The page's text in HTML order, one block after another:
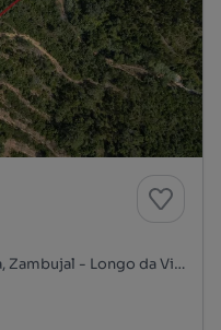
Rua das Cardosas - Longo da Vila, Zambujal - Longo da Vila, Mafra, Mafra, Lisboa